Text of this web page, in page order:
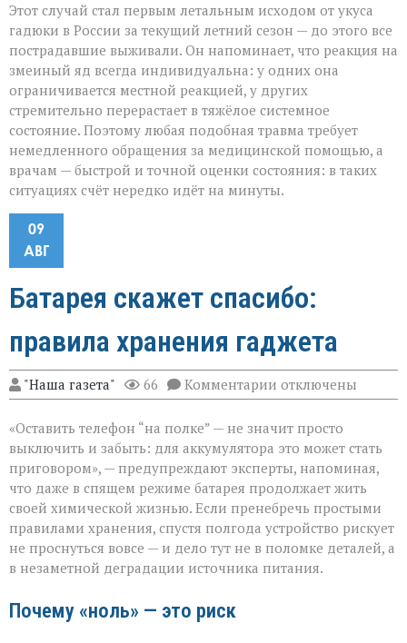
Этот случай стал первым летальным исходом от укуса
гадюки в России за текущий летний сезон — до этого все
пострадавшие выживали. Он напоминает, что реакция на
змеиный яд всегда индивидуальна: у одних она
ограничивается местной реакцией, у других
стремительно перерастает в тяжёлое системное
состояние. Поэтому любая подобная травма требует
немедленного обращения за медицинской помощью, а
врачам — быстрой и точной оценки состояния: в таких
ситуациях счёт нередко идёт на минуты.
09
АВГ
Батарея скажет спасибо:
правила хранения гаджета
"Наша газета" 66 Комментарии к
записи
скажет
спасибо:
хранения
гаджета
отключены
«Оставить телефон “на полке” — не значит просто
выключить и забыть: для аккумулятора это может стать
приговором», — предупреждают эксперты, напоминая,
что даже в спящем режиме батарея продолжает жить
своей химической жизнью. Если пренебречь простыми
правилами хранения, спустя полгода устройство рискует
не проснуться вовсе — и дело тут не в поломке деталей, а
в незаметной деградации источника питания.
Почему «ноль» — это риск